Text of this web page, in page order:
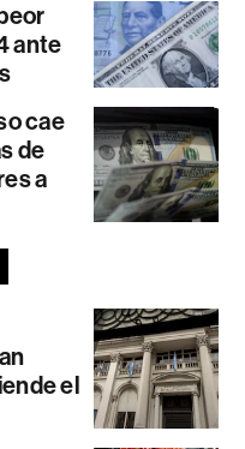
ante
cae
de
a
el